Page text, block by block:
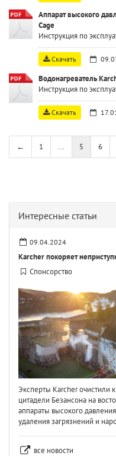
Аппарат высокого
Cage
Инструкция по
Скачать
Водонагреватель
Инструкция по
Скачать
← 1 ... 5 6
Интересные статьи
09.04.2024
Karcher покоряет
Спонсорство
Эксперты Karcher очистили
цитадели Безансона на
аппараты высокого
удаления загрязнений и
все новости